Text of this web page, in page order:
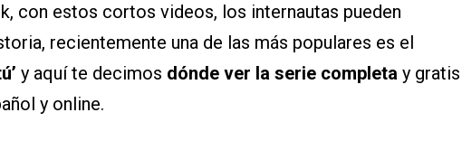
con estos cortos videos, los internautas pueden
recientemente una de las más populares es el
y aquí te decimos dónde ver la serie completa y gratis
y online.